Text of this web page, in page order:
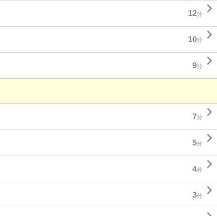
12分 
10分 
9分 
7分 
5分 
4分 
3分 